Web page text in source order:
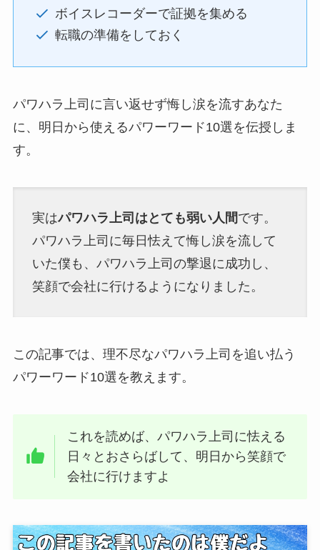
ボイスレコーダーで証拠を集める
転職の準備をしておく
パワハラ上司に言い返せず悔し涙を流すあなた
に、明日から使えるパワーワード10選を伝授しま
す。
実はパワハラ上司はとても弱い人間です。
パワハラ上司に毎日怯えて悔し涙を流して
いた僕も、パワハラ上司の撃退に成功し、
笑顔で会社に行けるようになりました。
この記事では、理不尽なパワハラ上司を追い払う
パワーワード10選を教えます。
これを読めば、パワハラ上司に怯える
日々とおさらばして、明日から笑顔で
会社に行けますよ